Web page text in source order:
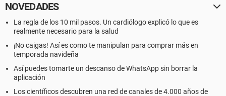
NOVEDADES
La regla de los 10 mil pasos. Un cardiólogo explicó lo que es
realmente necesario para la salud
¡No caigas! Así es como te manipulan para comprar más en
temporada navideña
Así puedes tomarte un descanso de WhatsApp sin borrar la
aplicación
Los científicos descubren una red de canales de 4.000 años de